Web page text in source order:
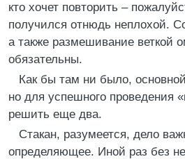
кто хочет повторить –
получился отнюдь неплохой.
а также размешивание веткой
обязательны.
Как бы там ни было,
но для успешного проведения
решить еще два.
Стакан, разумеется, дело
определяющее. Иной раз без